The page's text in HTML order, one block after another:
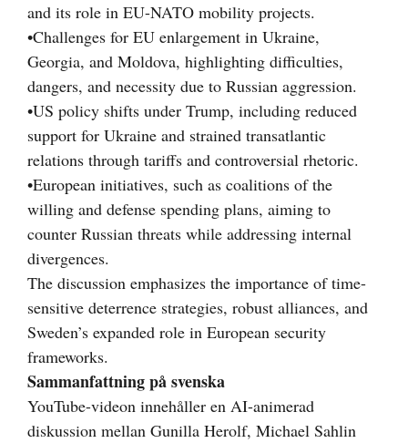
and its role in EU-NATO mobility projects.
•Challenges for EU enlargement in Ukraine,
Georgia, and Moldova, highlighting difficulties,
dangers, and necessity due to Russian aggression.
•US policy shifts under Trump, including reduced
support for Ukraine and strained transatlantic
relations through tariffs and controversial rhetoric.
•European initiatives, such as coalitions of the
willing and defense spending plans, aiming to
counter Russian threats while addressing internal
divergences.
The discussion emphasizes the importance of time-
sensitive deterrence strategies, robust alliances, and
Sweden’s expanded role in European security
frameworks.
Sammanfattning på svenska
YouTube-videon innehåller en AI-animerad
diskussion mellan Gunilla Herolf, Michael Sahlin